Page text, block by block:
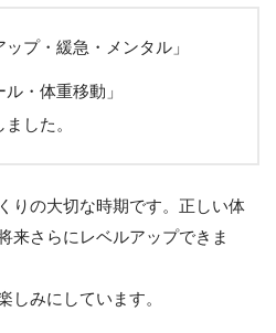
プ・緩急・メンタル」
・体重移動」
した。
りの大切な時期です。正しい体
来さらにレベルアップできま
しみにしています。